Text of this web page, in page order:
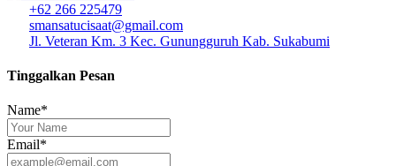
+62 266 225479
smansatucisaat@gmail.com
Jl. Veteran Km. 3 Kec. Gunungguruh Kab. Sukabumi
Tinggalkan Pesan
Name*
Email*